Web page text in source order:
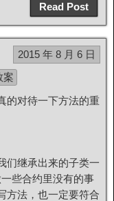
Read Post
2015 年 8 月 6 日
案
的对待一下方法的重
们继承出来的子类一
些合约里没有的事
方法，也一定要符合